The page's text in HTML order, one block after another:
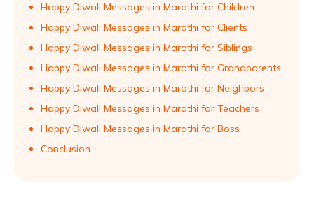
Happy Diwali Messages in Marathi for Children
Happy Diwali Messages in Marathi for Clients
Happy Diwali Messages in Marathi for Siblings
Happy Diwali Messages in Marathi for Grandparents
Happy Diwali Messages in Marathi for Neighbors
Happy Diwali Messages in Marathi for Teachers
Happy Diwali Messages in Marathi for Boss
Conclusion